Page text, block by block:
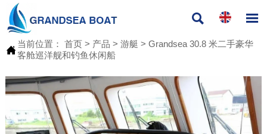
 

当前位置： 首页> 产品 > 游艇 > Grandsea 30.8 米二手豪华
客舱巡洋舰和钓鱼休闲船